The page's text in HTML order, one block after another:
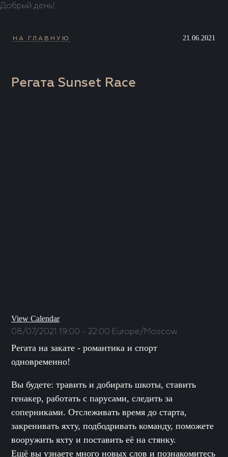
Добрый день!
НА ГЛАВНУЮ 21.06.2021
Регата Sunset Race
View Calendar
08/07/2021 19:00 - 22:00 Europe/Moscow
Регата на закате - романтика и спорт
одновременно!
Вы будете: травить и добирать шкоты, ставить
генакер, работать с парусами, следить за
соперниками. Отслеживать время до старта,
закренивать яхту, подбодривать команду, поможете
вооружить яхту и поставить её на стянку.
Ещё вы узнаете много новых слов и познакомитесь